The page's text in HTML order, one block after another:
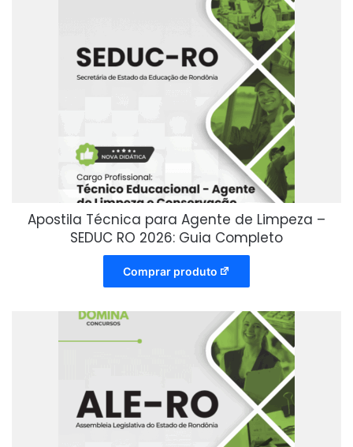
Apostila Técnica para Agente de Limpeza –
SEDUC RO 2026: Guia Completo
Comprar produto